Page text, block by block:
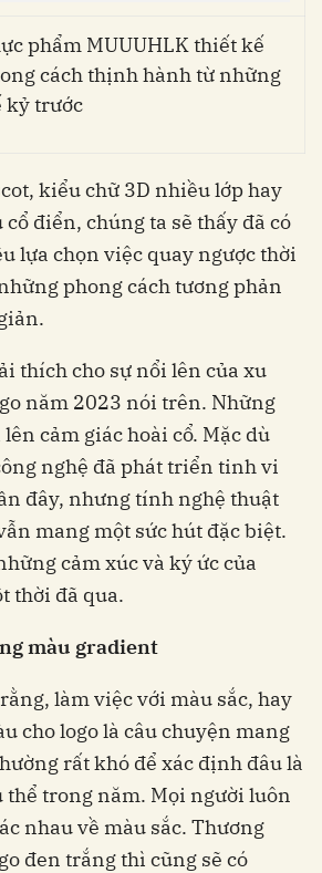
phẩm MUUUHLK thiết kế
cách thịnh hành từ những
kỷ trước
kiểu chữ 3D nhiều lớp hay
điển, chúng ta sẽ thấy đã có
lựa chọn việc quay ngược thời
phong cách tương phản
thích cho sự nổi lên của xu
năm 2023 nói trên. Những
cảm giác hoài cổ. Mặc dù
nghệ đã phát triển tinh vi
đây, nhưng tính nghệ thuật
mang một sức hút đặc biệt.
cảm xúc và ký ức của
thời đã qua.
màu gradient
làm việc với màu sắc, hay
cho logo là câu chuyện mang
rất khó để xác định đâu là
thể trong năm. Mọi người luôn
nhau về màu sắc. Thương
đen trắng thì cũng sẽ có